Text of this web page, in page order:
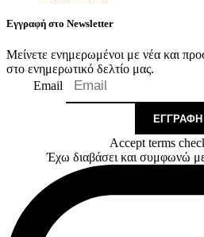
Εγγραφή στο Newsletter
Μείνετε ενημερωμένοι με νέα και
στο ενημερωτικό δελτίο μας.
Email
ΕΓΓΡΑΦΉ
Accept terms
Έχω διαβάσει και συμφωνώ